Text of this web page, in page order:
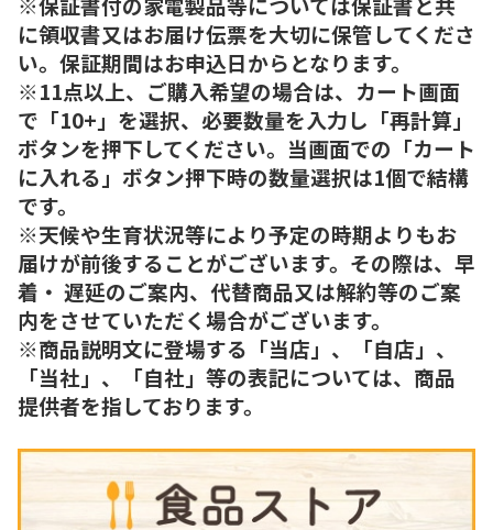
に領収書又はお届け伝票を大切に保管してくださ
い。保証期間はお申込日からとなります。
※11点以上、ご購入希望の場合は、カート画面
で「10+」を選択、必要数量を入力し「再計算」
ボタンを押下してください。当画面での「カート
に入れる」ボタン押下時の数量選択は1個で結構
です。
※天候や生育状況等により予定の時期よりもお
届けが前後することがございます。その際は、早
着・ 遅延のご案内、代替商品又は解約等のご案
内をさせていただく場合がございます。
※商品説明文に登場する「当店」、「自店」、
「当社」、「自社」等の表記については、商品
提供者を指しております。